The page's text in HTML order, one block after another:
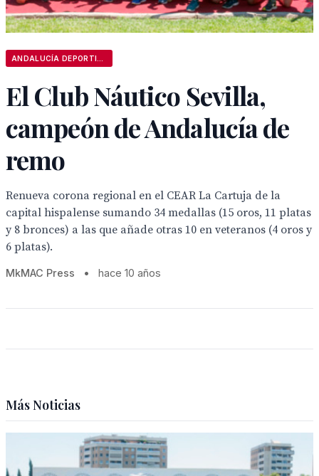
El Club Náutico Sevilla,
campeón de Andalucía de
remo
Renueva corona regional en el CEAR La Cartuja de la
capital hispalense sumando 34 medallas (15 oros, 11 platas
y 8 bronces) a las que añade otras 10 en veteranos (4 oros y
6 platas).
MkMAC Press • hace 10 años
Más Noticias